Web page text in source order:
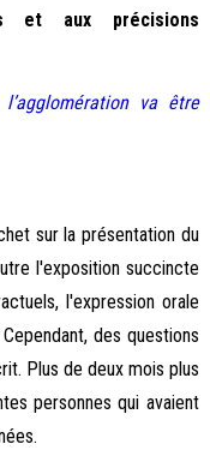
et aux précisions
va être
sur la présentation du
l'exposition succincte
l'expression orale
des questions
Plus de deux mois plus
personnes qui avaient